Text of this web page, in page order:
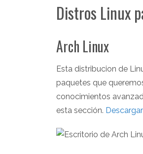
Distros Linux
Arch Linux
Esta distribucion de
paquetes que
conocimientos
esta sección.